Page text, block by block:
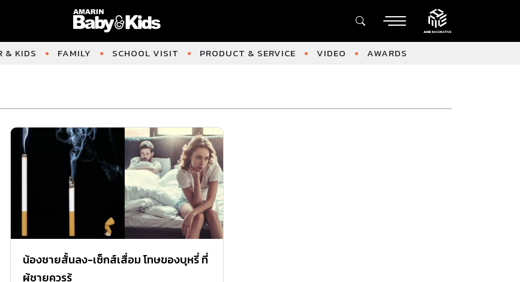
& KIDS FAMILY SCHOOL VISIT PRODUCT & SERVICE VIDEO AWARDS
น้องชายสั้นลง-เซ็กส์เสื่อม โทษของบุหรี่ ที่
ผู้ชายควรรู้